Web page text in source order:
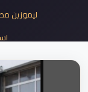
نحن
ليموزين
مميزات